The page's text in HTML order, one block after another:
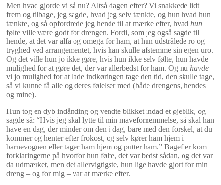
Men hvad gjorde vi så nu? Altså dagen efter? Vi snakkede lidt
frem og tilbage, jeg sagde, hvad jeg selv tænkte, og hun hvad hun
tænkte, og så opfordrede jeg hende til at mærke efter, hvad hun
følte ville være godt for drengen. Fordi, som jeg også sagde til
hende, at det var alfa og omega for ham, at hun udstrålede ro og
tryghed ved arrangementet, hvis han skulle afstemme sin egen uro.
Og det ville hun jo ikke gøre, hvis hun ikke selv følte, hun havde
mulighed for at gøre det, der var allerbedst for ham. Og nu havde
vi jo mulighed for at lade indkøringen tage den tid, den skulle tage,
så vi kunne få alle og deres følelser med (både drengens, hendes
og mine).
Hun tog en dyb indånding og vendte blikket indad et øjeblik, og
sagde så: “Hvis jeg skal lytte til min mavefornemmelse, så skal han
have en dag, der minder om den i dag, bare med den forskel, at du
kommer og henter efter frokost, og selv kører ham hjem i
barnevognen eller tager ham hjem og putter ham.” Bagefter kom
forklaringerne på hvorfor hun følte, det var bedst sådan, og det var
da udmærket, men det allervigtigste, hun lige havde gjort for min
dreng – og for mig – var at mærke efter.